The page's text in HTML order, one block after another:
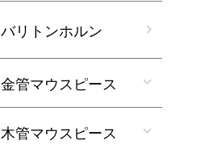
バリトンホルン
金管マウスピース
木管マウスピース